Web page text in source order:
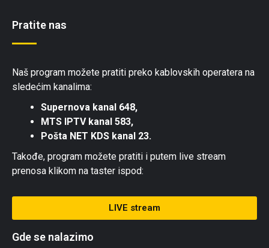
Pratite nas
Naš program možete pratiti preko kablovskih operatera na
sledećim kanalima:
Supernova kanal 648,
MTS IPTV kanal 583,
Pošta NET KDS kanal 23.
Takođe, program možete pratiti i putem live stream
prenosa klikom na taster ispod:
LIVE stream
Gde se nalazimo